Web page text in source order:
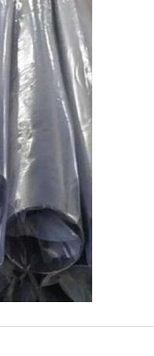
钢水管